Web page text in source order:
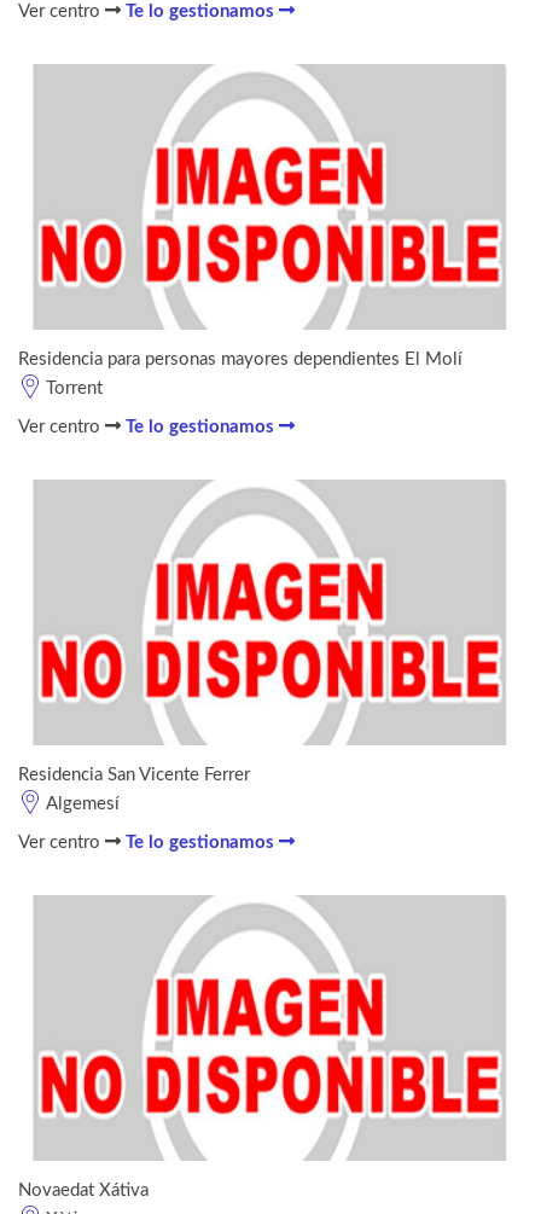
Ver centro Te lo gestionamos
Residencia para personas mayores dependientes El Molí
Torrent
Ver centro Te lo gestionamos
Residencia San Vicente Ferrer
Algemesí
Ver centro Te lo gestionamos
Novaedat Xátiva